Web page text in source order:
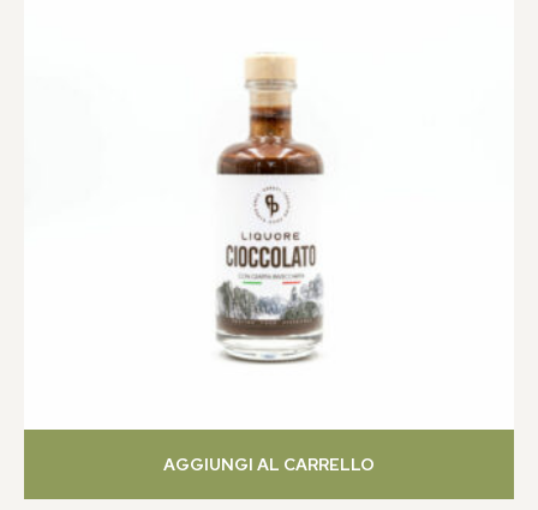
AGGIUNGI AL CARRELLO